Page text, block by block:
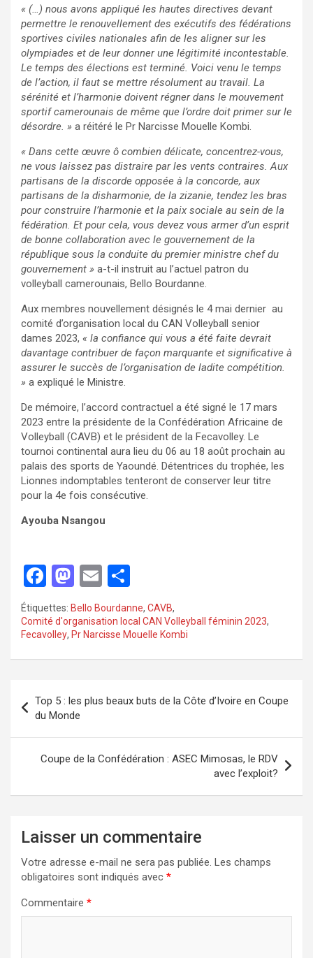
« (…) nous avons appliqué les hautes directives devant
permettre le renouvellement des exécutifs des fédérations
sportives civiles nationales afin de les aligner sur les
olympiades et de leur donner une légitimité incontestable.
Le temps des élections est terminé. Voici venu le temps
de l’action, il faut se mettre résolument au travail. La
sérénité et l’harmonie doivent régner dans le mouvement
sportif camerounais de même que l’ordre doit primer sur le
désordre. » a réitéré le Pr Narcisse Mouelle Kombi.
« Dans cette œuvre ô combien délicate, concentrez-vous,
ne vous laissez pas distraire par les vents contraires. Aux
partisans de la discorde opposée à la concorde, aux
partisans de la disharmonie, de la zizanie, tendez les bras
pour construire l’harmonie et la paix sociale au sein de la
fédération. Et pour cela, vous devez vous armer d’un esprit
de bonne collaboration avec le gouvernement de la
république sous la conduite du premier ministre chef du
gouvernement » a-t-il instruit au l’actuel patron du
volleyball camerounais, Bello Bourdanne.
Aux membres nouvellement désignés le 4 mai dernier au
comité d’organisation local du CAN Volleyball senior
dames 2023, « la confiance qui vous a été faite devrait
davantage contribuer de façon marquante et significative à
assurer le succès de l’organisation de ladite compétition.
» a expliqué le Ministre.
De mémoire, l’accord contractuel a été signé le 17 mars
2023 entre la présidente de la Confédération Africaine de
Volleyball (CAVB) et le président de la Fecavolley. Le
tournoi continental aura lieu du 06 au 18 août prochain au
palais des sports de Yaoundé. Détentrices du trophée, les
Lionnes indomptables tenteront de conserver leur titre
pour la 4e fois consécutive.
Ayouba Nsangou
F
a
ce
b
o
k
M
a
st
o
d
n
E
m
ail
ar
ta
g
er
Étiquettes: Bello Bourdanne, CAVB,
Comité d'organisation local CAN Volleyball féminin 2023,
Fecavolley, Pr Narcisse Mouelle Kombi
Top 5 : les plus beaux buts de la Côte d’Ivoire en Coupe
du Monde
Coupe de la Confédération : ASEC Mimosas, le RDV
avec l’exploit?
Laisser un commentaire
Votre adresse e-mail ne sera pas publiée. Les champs
obligatoires sont indiqués avec *
Commentaire *